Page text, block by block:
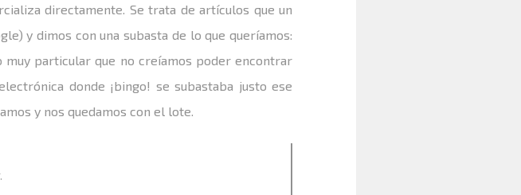
directamente. Se trata de artículos que un
y dimos con una subasta de lo que queríamos:
muy particular que no creíamos poder encontrar
donde ¡bingo! se subastaba justo ese
y nos quedamos con el lote.